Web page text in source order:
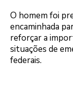
O homem foi
encaminhada
reforçar a
situações de
federais.